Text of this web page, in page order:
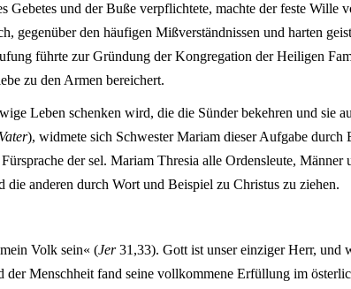
Gebetes und der Buße verpflichtete, machte der feste Wille
gegenüber den häufigen Mißverständnissen und harten
führte zur Gründung der Kongregation der Heiligen
zu den Armen bereichert.
Leben schenken wird, die die Sünder bekehren und sie
), widmete sich Schwester Mariam dieser Aufgabe durch
der sel. Mariam Thresia alle Ordensleute,
die anderen durch Wort und Beispiel zu Christus zu ziehen.
Volk sein« (Jer31,33). Gott ist unser einziger Herr, und
der Menschheit fand seine vollkommene Erfüllung im